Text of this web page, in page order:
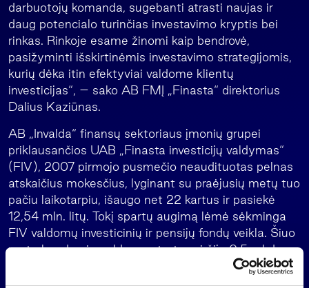
darbuotojų komanda, sugebanti atrasti naujas ir
daug potencialo turinčias investavimo kryptis bei
rinkas. Rinkoje esame žinomi kaip bendrovė,
pasižyminti išskirtinėmis investavimo strategijomis,
kurių dėka itin efektyviai valdome klientų
investicijas“, – sako AB FMĮ „Finasta“ direktorius
Dalius Kaziūnas.
AB „Invalda“ finansų sektoriaus įmonių grupei
priklausančios UAB „Finasta investicijų valdymas“
(FIV), 2007 pirmojo pusmečio neaudituotas pelnas
atskaičius mokesčius, lyginant su praėjusių metų tuo
pačiu laikotarpiu, išaugo net 22 kartus ir pasiekė
12,54 mln. litų. Tokį spartų augimą lėmė sėkminga
FIV valdomų investicinių ir pensijų fondų veikla. Šiuo
metu bendrovės valdomas turtas viršija 0,5 mlrd.